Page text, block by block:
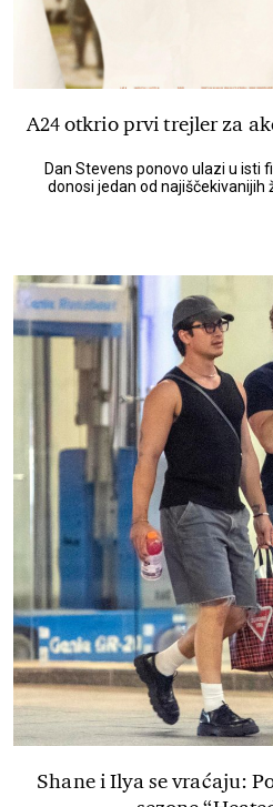
A24 otkrio prvi trejler za
Dan Stevens ponovo ulazi u isti
donosi jedan od najiščekivanijih
Shane i Ilya se vraćaju: